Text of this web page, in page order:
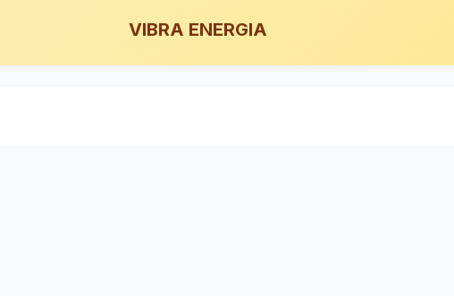
VIBRA ENERGIA